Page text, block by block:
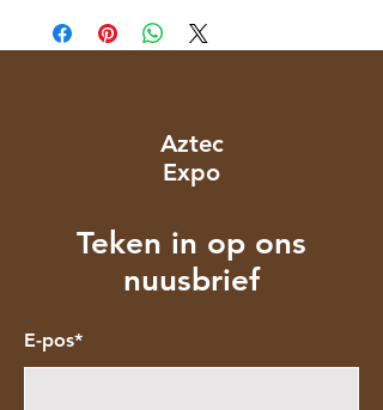
Aztec
Expo
Teken in op ons
nuusbrief
E-pos*